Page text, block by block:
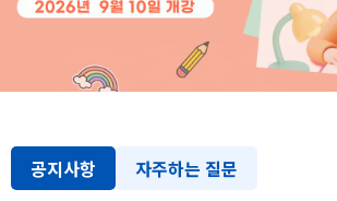
공지사항
자주하는 질문